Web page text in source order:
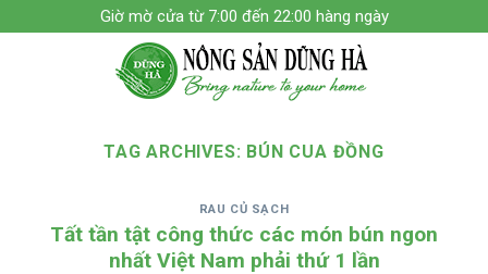
to
Giờ mờ cửa từ 7:00 đến 22:00 hàng ngày
TAG ARCHIVES: BÚN CUA ĐỒNG
RAU CỦ SẠCH
Tất tần tật công thức các món bún ngon
nhất Việt Nam phải thứ 1 lần